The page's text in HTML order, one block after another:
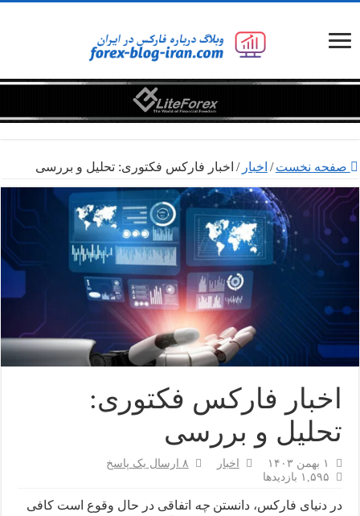
صفحه نخست / اخبار / اخبار فارکس فکتوری: تحلیل و بررسی
اخبار فارکس فکتوری:
تحلیل و بررسی
۱ بهمن ۱۴۰۳ اخبار
۸ ارسال یک پاسخ
۱,۵۹۵ بازدیدها
در دنیای فارکس، دانستنچه اتفاقی در حال وقوع است کافی